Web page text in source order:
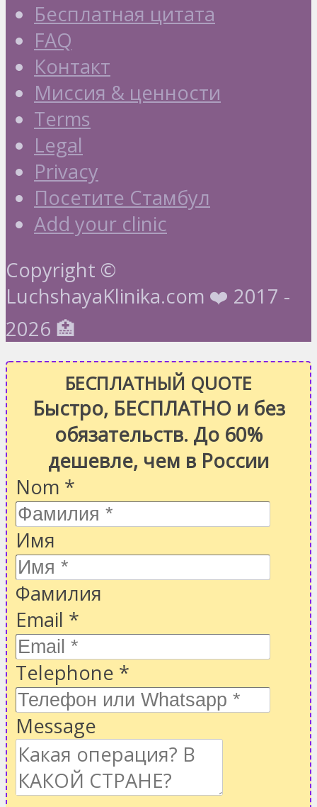
Бесплатная цитата
FAQ
Контакт
Миссия & ценности
Terms
Legal
Privacy
Посетите Стамбул
Add your clinic
Copyright ©
LuchshayaKlinika.com ❤️ 2017 -
2026 🏥
БЕСПЛАТНЫЙ QUOTE
Быстро, БЕСПЛАТНО и без
обязательств. До 60%
дешевле, чем в России
Nom *
Имя
Фамилия
Email *
Telephone *
Message